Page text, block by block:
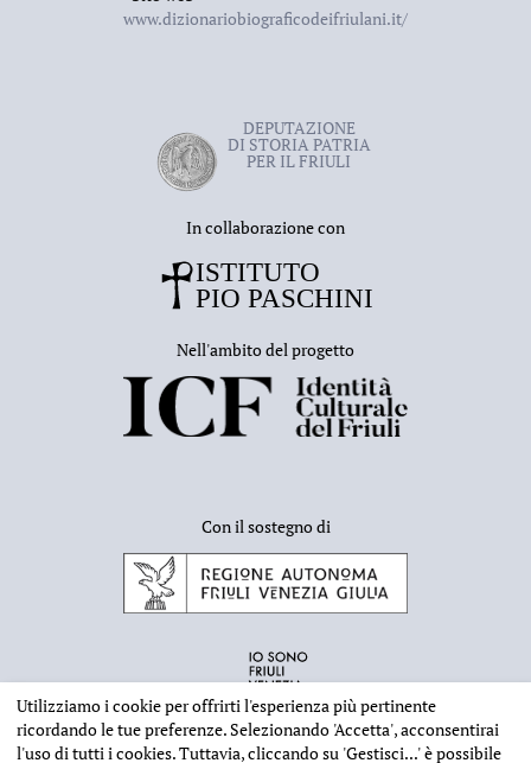
www.dizionariobiograficodeifriulani.it/
DEPUTAZIONE
DI STORIA PATRIA
PER IL FRIULI
In collaborazione con
Nell'ambito del progetto
Con il sostegno di
Utilizziamo i cookie per offrirti l'esperienza più pertinente
ricordando le tue preferenze. Selezionando 'Accetta', acconsentirai
l'uso di tutti i cookies. Tuttavia, cliccando su 'Gestisci...'è possibile